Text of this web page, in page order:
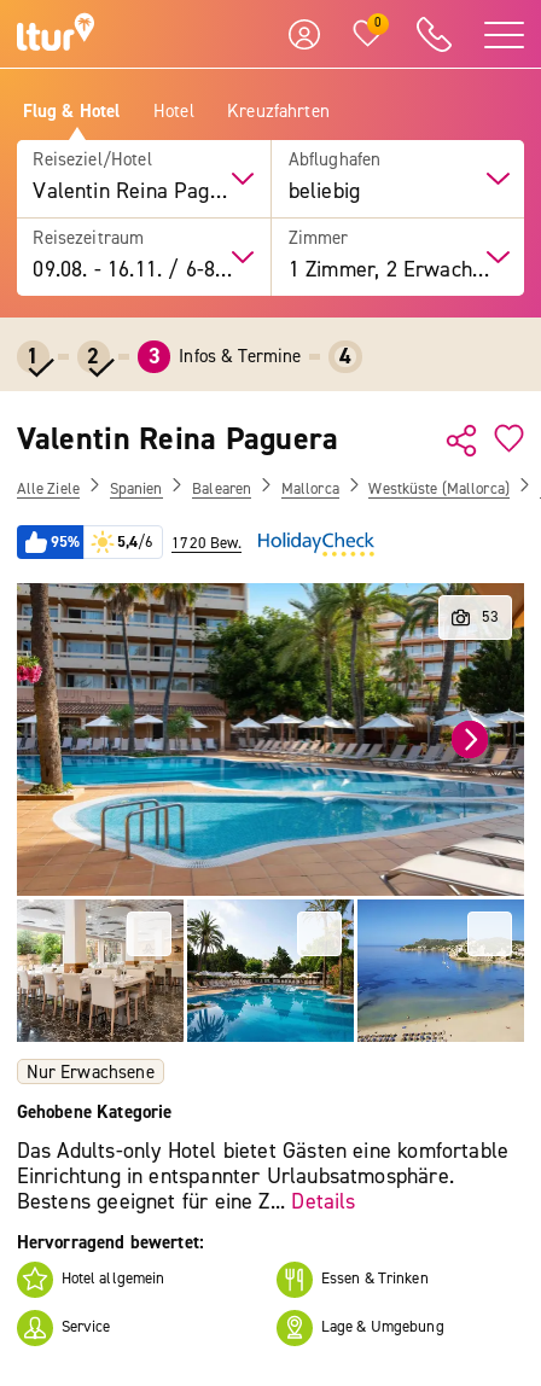
0
Flug & Hotel Hotel Kreuzfahrten
Reiseziel/Hotel
Valentin Reina Paguera
Abflughafen
beliebig
Reisezeitraum
09.08. -16.11. / 6-8 Tage
Zimmer
1 Zimmer, 2 Erwachsene
1 2 3 Infos & Termine 4
Valentin Reina Paguera
Alle Ziele Spanien Balearen Mallorca Westküste (Mallorca)
95% 5,4/6 1720 Bew.
Nur Erwachsene
Gehobene Kategorie
Das Adults-only Hotel bietet Gästen eine komfortable
Einrichtung in entspannter Urlaubsatmosphäre.
Bestens geeignet für eine Z... Details
Hervorragend bewertet:
Hotel allgemein Essen & Trinken
Service Lage & Umgebung